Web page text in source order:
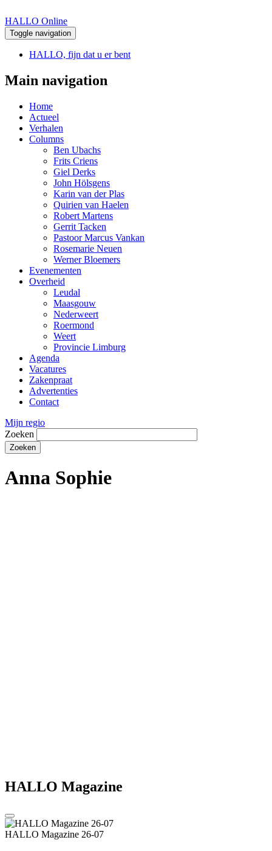
HALLO Online
Toggle navigation
HALLO, fijn dat u er bent
Main navigation
Home
Actueel
Verhalen
Columns
Ben Ubachs
Frits Criens
Giel Derks
John Hölsgens
Karin van der Plas
Quirien van Haelen
Robert Martens
Gerrit Tacken
Pastoor Marcus Vankan
Rosemarie Neuen
Werner Bloemers
Evenementen
Overheid
Leudal
Maasgouw
Nederweert
Roermond
Weert
Provincie Limburg
Agenda
Vacatures
Zakenpraat
Advertenties
Contact
Mijn regio
Zoeken
Anna Sophie
HALLO Magazine
HALLO Magazine 26-07